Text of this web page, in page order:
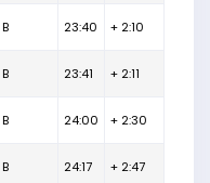
B 23:40 + 2:10
B 23:41 + 2:11
B 24:00 + 2:30
B 24:17 + 2:47